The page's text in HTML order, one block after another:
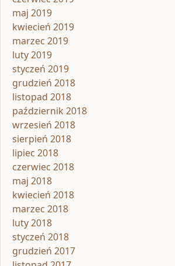
maj 2019
kwiecień 2019
marzec 2019
luty 2019
styczeń 2019
grudzień 2018
listopad 2018
październik 2018
wrzesień 2018
sierpień 2018
lipiec 2018
czerwiec 2018
maj 2018
kwiecień 2018
marzec 2018
luty 2018
styczeń 2018
grudzień 2017